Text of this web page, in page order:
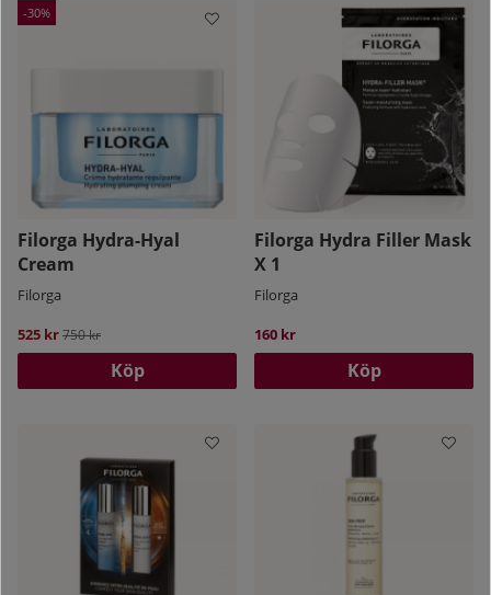
hudterapeuter och få hjälp med gällande vilka produkter
som passar din hudtyp. Du hittar kontaktuppgifterhär.
30
Filorga Hydra-Hyal
Cream
Filorga
525 krOrdinarie pris:
750 kr
Köp
Filorga Hydra Filler Mask
X 1
Filorga
160 kr
Köp